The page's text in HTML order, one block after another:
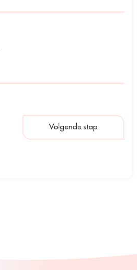
Volgende stap